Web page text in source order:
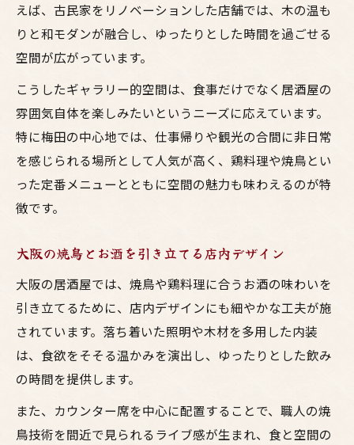
えば、古民家をリノベーションした店舗では、木の温も
りと和モダンが融合し、ゆったりとした時間を過ごせる
空間が広がっています。
こうしたギャラリー的空間は、食事だけでなく居酒屋の
雰囲気自体を楽しみたいというニーズに応えています。
特に梅田の中心地では、仕事帰りや観光の合間に非日常
を感じられる場所として人気が高く、鶏料理や焼鳥とい
った定番メニューとともに空間の魅力も味わえるのが特
徴です。
大阪の焼鳥とお酒を引き立てる店内デザイン
大阪の居酒屋では、焼鳥や鶏料理に合うお酒の味わいを
引き立てるために、店内デザインにも細やかな工夫が施
されています。落ち着いた照明や木材を多用した内装
は、食欲をそそる温かみを演出し、ゆったりとした飲み
の時間を提供します。
また、カウンター席を中心に配置することで、職人の焼
鳥技術を間近で見られるライブ感が生まれ、食と空間の